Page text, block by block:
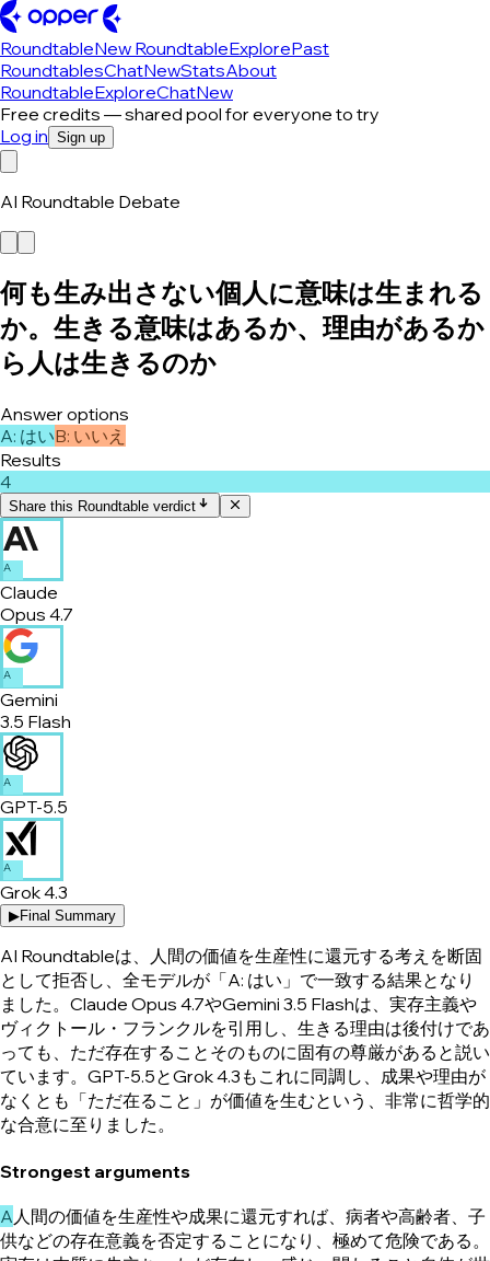
RoundtableNew RoundtableExplorePast
RoundtablesChatNewStatsAbout
RoundtableExploreChatNew
Free credits — shared pool for everyone to try
Log in Sign up
AI Roundtable Debate
何も生み出さない個人に意味は生まれる
か。生きる意味はあるか、理由があるか
ら人は生きるのか
Answer options
A: はいB: いいえ
Results
4
Share this Roundtable verdict
A
Claude
Opus 4.7
A
Gemini
3.5 Flash
A
GPT-5.5
A
Grok 4.3
▶Final Summary
AI Roundtableは、人間の価値を生産性に還元する考えを断固
として拒否し、全モデルが「A: はい」で一致する結果となり
ました。Claude Opus 4.7やGemini 3.5 Flashは、実存主義や
ヴィクトール・フランクルを引用し、生きる理由は後付けであ
っても、ただ存在することそのものに固有の尊厳があると説い
ています。GPT-5.5とGrok 4.3もこれに同調し、成果や理由が
なくとも「ただ在ること」が価値を生むという、非常に哲学的
な合意に至りました。
Strongest arguments
A人間の価値を生産性や成果に還元すれば、病者や高齢者、子
供などの存在意義を否定することになり、極めて危険である。